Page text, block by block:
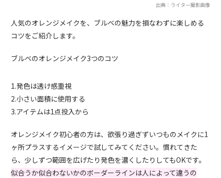
出典：ライター撮影画像
人気のオレンジメイクを、ブルベの魅力を損なわずに楽しめる
コツをご紹介します。
ブルベのオレンジメイク3つのコツ
1.発色は透け感重視
2.小さい面積に使用する
3.アイテムは1点投入から
オレンジメイク初心者の方は、欲張り過ぎずいつものメイクに1
ヶ所プラスするイメージで試してみてください。慣れてきた
ら、少しずつ範囲を広げたり発色を濃くしたりしてもOKです。
似合うか似合わないかのボーダーラインは人によって違うの